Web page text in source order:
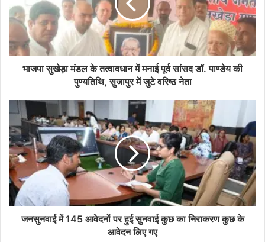
भाजपा सुखेड़ा मंडल के तत्वावधान में मनाई पूर्व सांसद डॉ. पाण्डेय की
पुण्यतिथि, सुजापुर में जुटे वरिष्ठ नेता
जनसुनवाई में 145 आवेदनों पर हुई सुनवाई कुछ का निराकरण कुछ के
आवेदन लिए गए